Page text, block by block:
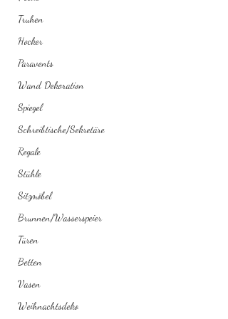
Truhen
Hocker
Paravents
Wand Dekoration
Spiegel
Schreibtische/Sekretäre
Regale
Stühle
Sitzmöbel
Brunnen/Wasserspeier
Türen
Betten
Vasen
Weihnachtsdeko